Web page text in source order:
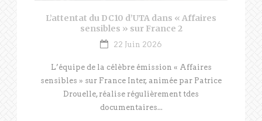
L’attentat du DC10 d’UTA dans « Affaires
sensibles » sur France 2
22 Juin 2026
L’équipe de la célèbre émission « Affaires
sensibles » sur France Inter, animée par Patrice
Drouelle, réalise régulièrement tdes
documentaires...